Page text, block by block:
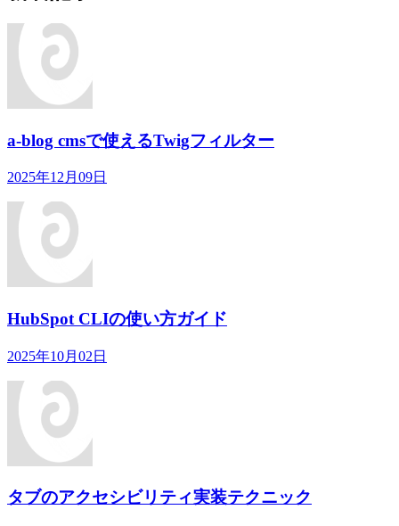
a-blog cmsで使えるTwigフィルター
2025年12月09日
HubSpot CLIの使い方ガイド
2025年10月02日
タブのアクセシビリティ実装テクニック